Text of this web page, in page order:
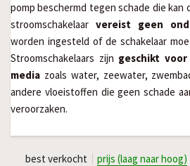
pomp beschermd tegen schade die kan
stroomschakelaar vereist geen
worden ingesteld of de schakelaar
Stroomschakelaars zijn geschikt
media zoals water, zeewater,
andere vloeistoffen die geen schade
veroorzaken.
best verkocht prijs (laag naar hoog)